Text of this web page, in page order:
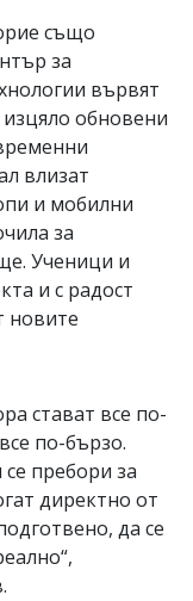
също
за
вървят
обновени
влизат
и мобилни
за
Ученици и
и с радост
новите
стават все по-
по-бързо.
пребори за
директно от
да се